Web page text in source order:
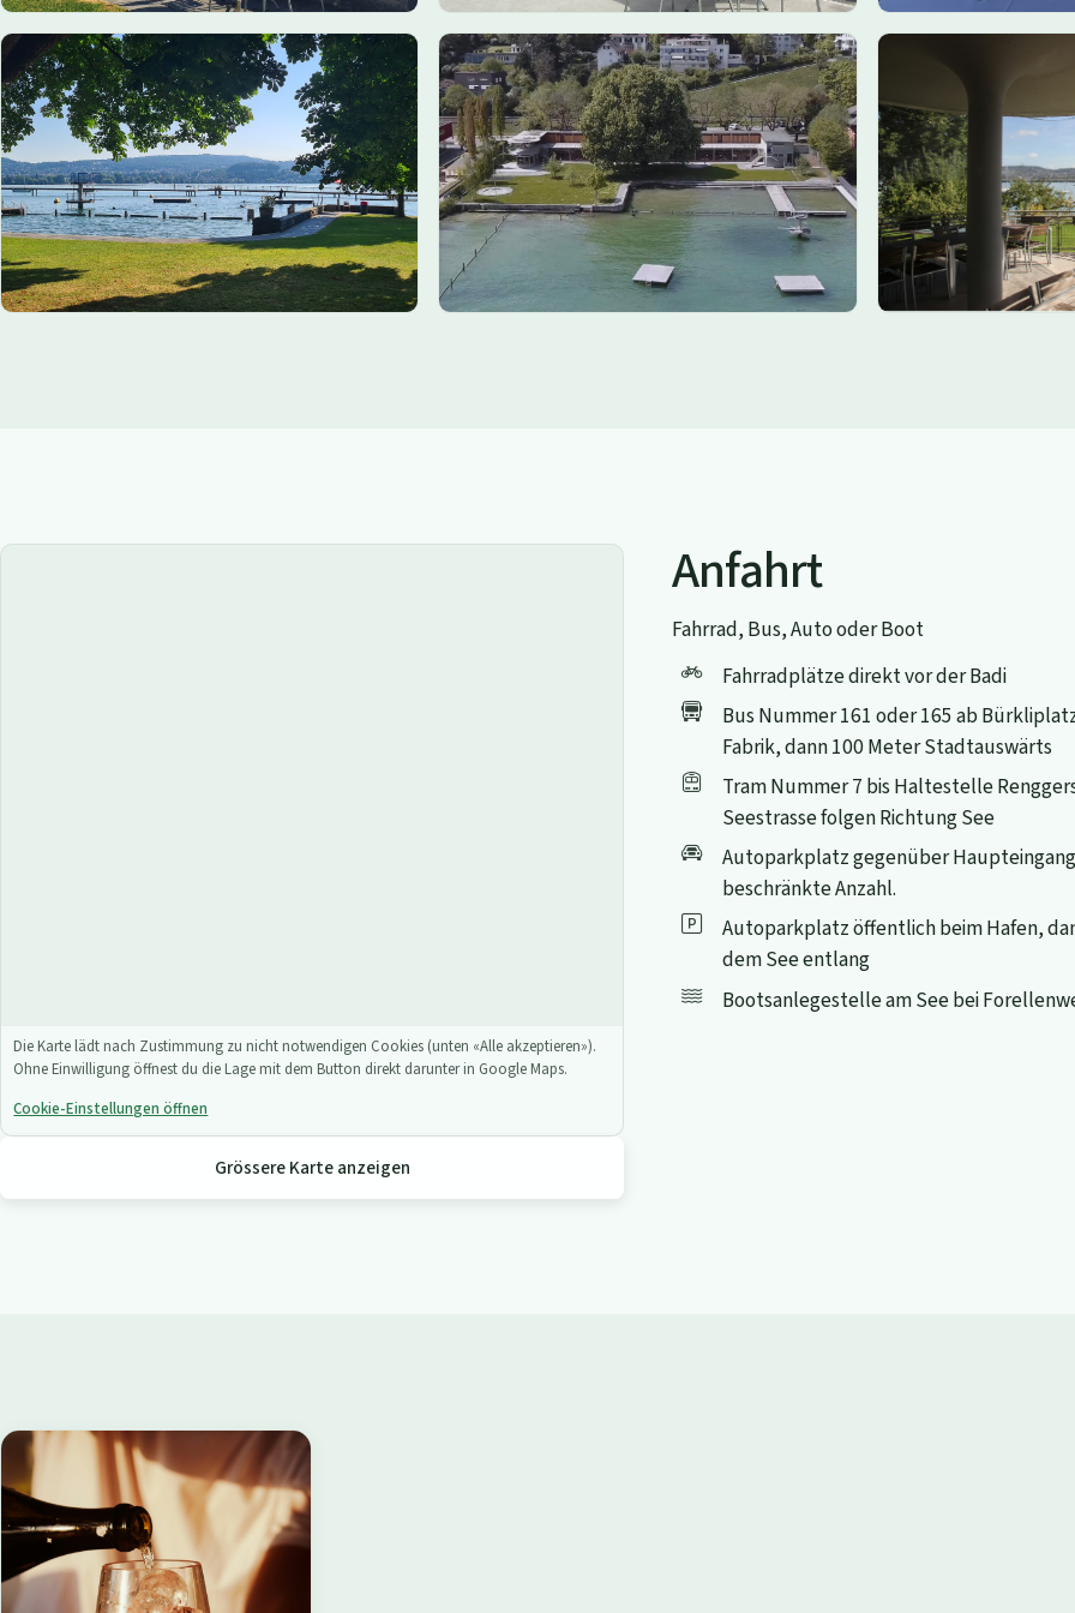
Die Karte lädt nach Zustimmung zu nicht notwendigen Cookies (unten «Alle akzeptieren»).
Ohne Einwilligung öffnest du die Lage mit dem Button direkt darunter in Google Maps.
Cookie-Einstellungen öffnen
Grössere Karte anzeigen
Anfahrt
Fahrrad, Bus, Auto oder Boot
Fahrradplätze direkt vor der Badi
Bus Nummer 161 oder 165 ab
Fabrik, dann 100 Meter Stadtauswärts
Tram Nummer 7 bis Haltestelle
Seestrasse folgen Richtung See
Autoparkplatz gegenüber
beschränkte Anzahl.
Autoparkplatz öffentlich beim Hafen,
dem See entlang
Bootsanlegestelle am See bei